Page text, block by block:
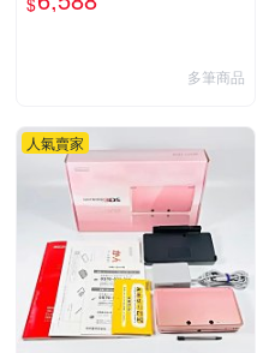
多筆商品
人氣賣家